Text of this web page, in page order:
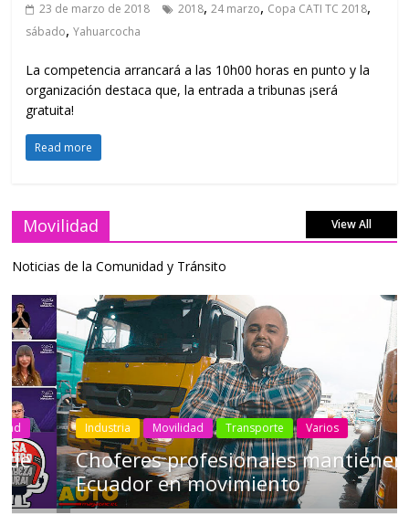
23 de marzo de 2018 2018,24 marzo, Copa CATI TC 2018,
sábado,Yahuarcocha
La competencia arrancará a las 10h00 horas en punto y la
organización destaca que, la entrada a tribunas ¡será
gratuita!
Read more
Movilidad View All
Noticias de la Comunidad y Tránsito
Industria Movilidad Transporte Varios
Choferes profesionales mantienen a
Ecuador en movimiento